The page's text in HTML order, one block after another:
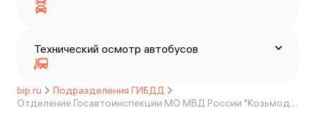
Технический осмотр автобусов
bip.ru
Подразделения ГИБДД
Отделение Госавтоинспекции МО МВД России "Козьмодемьянский"